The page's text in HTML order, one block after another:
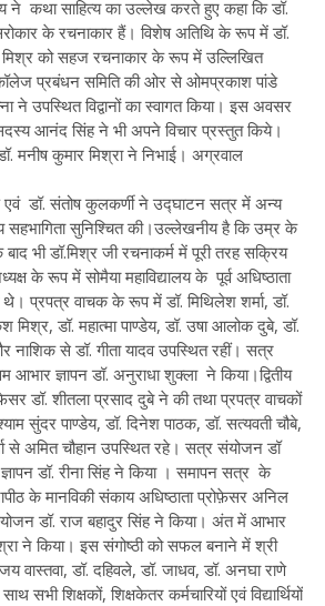
ने कथा साहित्य का उल्लेख करते हुए कहा कि डॉ.
के रचनाकार हैं। विशेष अतिथि के रूप में डॉ.
मिश्र को सहज रचनाकार के रूप में उल्लिखित
प्रबंधन समिति की ओर से ओमप्रकाश पांडे
ने उपस्थित विद्वानों का स्वागत किया। इस अवसर
आनंद सिंह ने भी अपने विचार प्रस्तुत किये।
मनीष कुमार मिश्रा ने निभाई। अग्रवाल
एवं डॉ. संतोष कुलकर्णी ने उद्घाटन सत्र में अन्य
सहभागिता सुनिश्चित की।उल्लेखनीय है कि उम्र के
भी डॉ.मिश्र जी रचनाकर्म में पूरी तरह सक्रिय
के रूप में सोमैया महाविद्यालय के पूर्व अधिष्ठाता
प्रपत्र वाचक के रूप में डॉ. मिथिलेश शर्मा, डॉ.
मिश्र, डॉ. महात्मा पाण्डेय, डॉ. उषा आलोक दुबे, डॉ.
नाशिक से डॉ. गीता यादव उपस्थित रहीं। सत्र
ज्ञापन डॉ. अनुराधा शुक्ला ने किया।द्वितीय
डॉ. शीतला प्रसाद दुबे ने की तथा प्रपत्र वाचकों
सुंदर पाण्डेय, डॉ. दिनेश पाठक, डॉ. सत्यवती चौबे,
से अमित चौहान उपस्थित रहे। सत्र संयोजन डॉ
डॉ. रीना सिंह ने किया । समापन सत्र के
के मानविकी संकाय अधिष्ठाता प्रोफ़ेसर अनिल
डॉ. राज बहादुर सिंह ने किया। अंत में आभार
ने किया। इस संगोष्ठी को सफल बनाने में श्री
वास्तवा, डॉ. दहिवले, डॉ. जाधव, डॉ. अनघा राणे
सभी शिक्षकों, शिक्षकेतर कर्मचारियों एवं विद्यार्थियों